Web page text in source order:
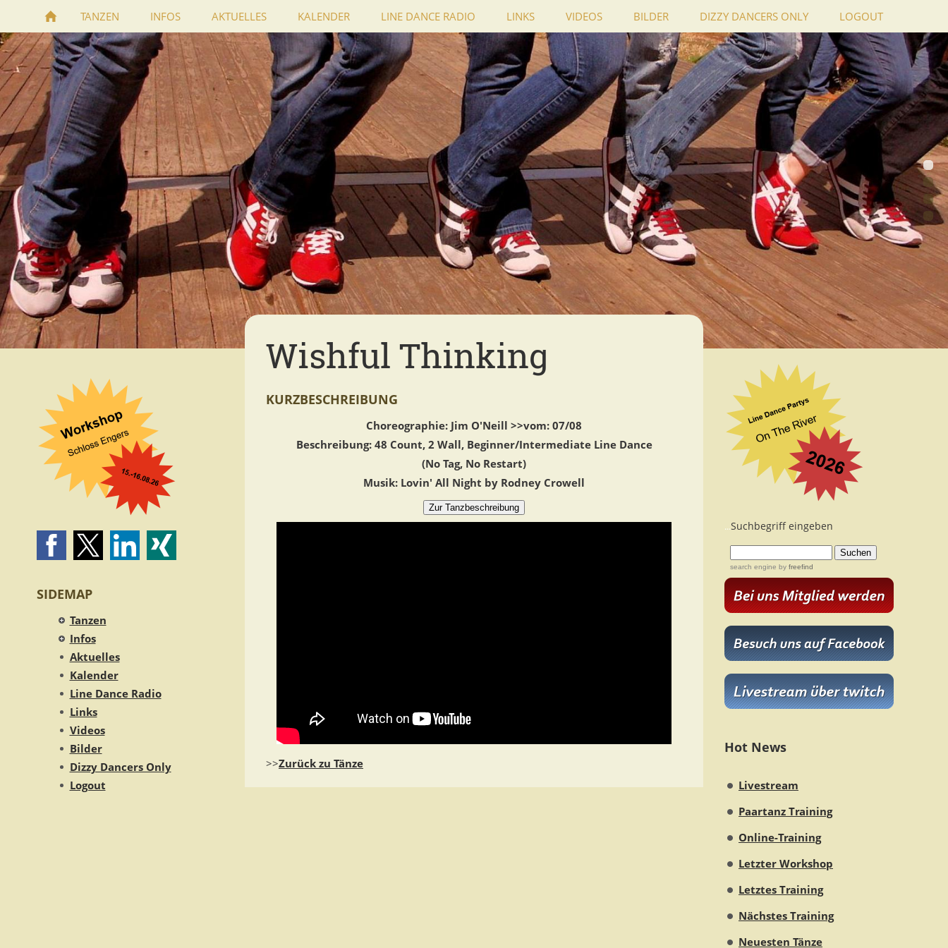
TANZEN INFOS AKTUELLES KALENDER LINE DANCE RADIO LINKS VIDEOS BILDER DIZZY DANCERS ONLY LOGOUT
SIDEMAP
Tanzen
Infos
Aktuelles
Kalender
Line Dance Radio
Links
Videos
Bilder
Dizzy Dancers Only
Logout
Wishful Thinking
KURZBESCHREIBUNG
Choreographie: Jim O'Neill >>vom: 07/08
Beschreibung: 48 Count, 2 Wall, Beginner/Intermediate Line Dance
(No Tag, No Restart)
Musik: Lovin' All Night by Rodney Crowell
>>Zurück zu Tänze
...Suchbegriff eingeben
search engine by freefind
Hot News
Livestream
Paartanz Training
Online-Training
Letzter Workshop
Letztes Training
Nächstes Training
Neuesten Tänze